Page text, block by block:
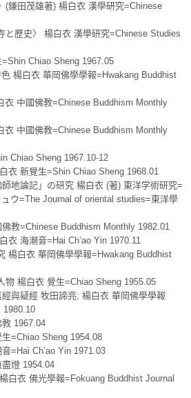
鎌田茂雄著) 楊白衣 漢學研究=Chinese
と歷史〉 楊白衣 漢學研究=Chinese Studies
Chiao Sheng 1967.05
楊白衣 華岡佛學學報=Hwakang Buddhist
衣 中國佛教=Chinese Buddhism Monthly
衣 中國佛教=Chinese Buddhism Monthly
Chiao Sheng 1967.10-12
衣 新覺生=Shin Chiao Sheng 1968.01
地論記」の研究 楊白衣 (著) 東洋学術研究=
ウ=The Journal of oriental studies=東洋學
教=Chinese Buddhism Monthly 1982.01
衣 海潮音=Hai Ch’ao Yin 1970.11
楊白衣 華岡佛學學報=Hwakang Buddhist
物 楊白衣 覺生=Chiao Sheng 1955.05
與疑經 牧田諦亮; 楊白衣 華岡佛學學報
1980.10
1967.04
=Chiao Sheng 1954.08
=Hai Ch’ao Yin 1971.03
燈 1954.04
白衣 佛光學報=Fokuang Buddhist Journal